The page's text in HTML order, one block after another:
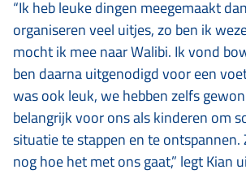
“Ik heb leuke dingen meegemaakt
organiseren veel uitjes, zo ben ik
mocht ik mee naar Walibi. Ik vond
ben daarna uitgenodigd voor een
was ook leuk, we hebben zelfs
belangrijk voor ons als kinderen om
situatie te stappen en te ontspannen.
nog hoe het met ons gaat,” legt Kian